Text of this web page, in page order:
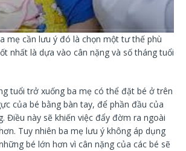
mẹ cần lưu ý đó là chọn một tư thế phù
nhất là dựa vào cân nặng và số tháng tuổi
tuổi trở xuống ba mẹ có thể đặt bé ở trên
của bé bằng bàn tay, để phần đầu của
Điều này sẽ khiến việc đẩy đờm ra ngoài
Tuy nhiên ba mẹ lưu ý không áp dụng
bé lớn hơn vì cân nặng của các bé sẽ